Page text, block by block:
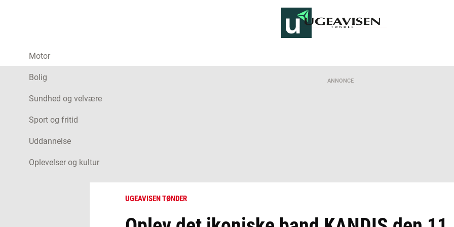
Motor
Bolig
Sundhed og velvære
Sport og fritid
Uddannelse
Oplevelser og kultur
ANNONCE
UGEAVISEN TØNDER